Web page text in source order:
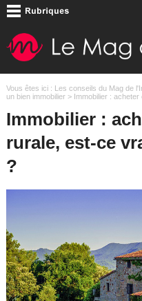
Vous êtes ici : Les conseils du Mag de
un bien immobilier> Immobilier : acheter
Immobilier :
rurale, est-ce
?